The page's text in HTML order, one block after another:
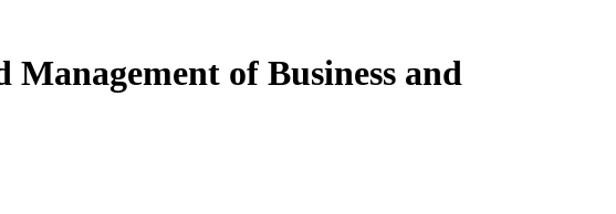
of Business and